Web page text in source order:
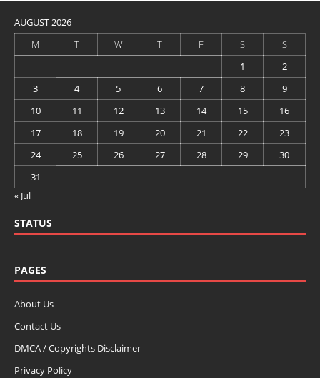
AUGUST 2026
M
T W T F S
S
1
2
3
4 5 6 7 8
9
10
11 12 13 14 15
16
17
18 19 20 21 22
23
24
25 26 27 28 29
30
31
« Jul
STATUS
PAGES
About Us
Contact Us
DMCA / Copyrights Disclaimer
Privacy Policy